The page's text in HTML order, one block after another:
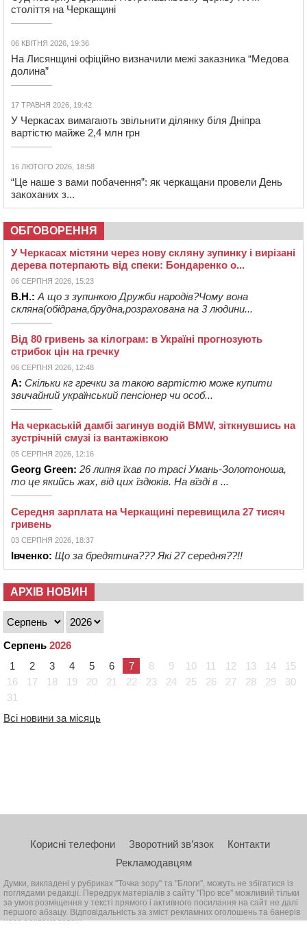
століття на Черкащині
06 КВІТНЯ 2026, 19:36
На Лисянщині офіційно визначили межі заказника “Медова
долина”
17 ТРАВНЯ 2026, 19:42
У Черкасах вимагають звільнити ділянку біля Дніпра
вартістю майже 2,4 млн грн
16 ЛЮТОГО 2026, 18:58
“Це наше з вами побачення”: як черкащани провели День
закоханих з...
ОБГОВОРЕННЯ
У Черкасах містяни через нову скляну зупинку і вирізані
дерева потерпають від спеки: Бондаренко о...
06 СЕРПНЯ 2026, 15:23
В.Н.: А що з зупинкою Дружби народів?Чому вона
скляна(обідрана,брудна,розрахована на 3 людини...
Від 80 гривень за кілограм: в Україні прогнозують
стрибок цін на гречку
06 СЕРПНЯ 2026, 12:48
А: Скільки кг гречки за такою вартістю може купити
звичайний український пенсіонер чи особ...
На черкаській дамбі загинув водій BMW, зіткнувшись на
зустрічній смузі із вантажівкою
05 СЕРПНЯ 2026, 12:16
Georg Green: 26 липня їхав по трасі Умань-Золотоноша,
то це якийсь жах, від цих їздюків. На вїзді в ...
Середня зарплата на Черкащині перевищила 27 тисяч
гривень
03 СЕРПНЯ 2026, 18:37
Івченко: Що за бредятина??? Які 27 середня??!!
АРХІВ НОВИН
Серпень 2026
1
2 3 4 5 6 7 8 9 10 11 12 13 14
15
16
17 18 19 20 21 22 23 24 25 26 27 28 29
30
31
Всі новини за місяць
Корисні телефони Зворотний зв’язок
Контакти
Рекламодавцям
Думки, викладені у рубриках "Точка зору" та "Блоги", можуть не збігатися із
поглядами редакції. Передрук матеріалів з сайту "Про все" можливий тільки
за умов розміщення у тексті прямого і активного посилання на сайт не далі
першого абзацу. Відповідальність за зміст рекламних оголошень та банерів
несе рекламодавець